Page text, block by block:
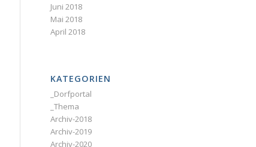
Juni 2018
Mai 2018
April 2018
KATEGORIEN
_Dorfportal
_Thema
Archiv-2018
Archiv-2019
Archiv-2020